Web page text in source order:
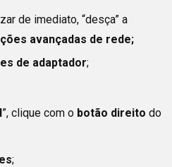
de imediato, “desça” a
avançadas de rede;
de adaptador;
”, clique com o botão direito do
;